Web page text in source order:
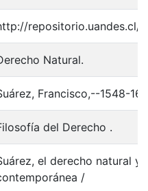
repositorio.uandes.cl/
Natural.
Francisco,--1548-
del Derecho .
el derecho natural y
/